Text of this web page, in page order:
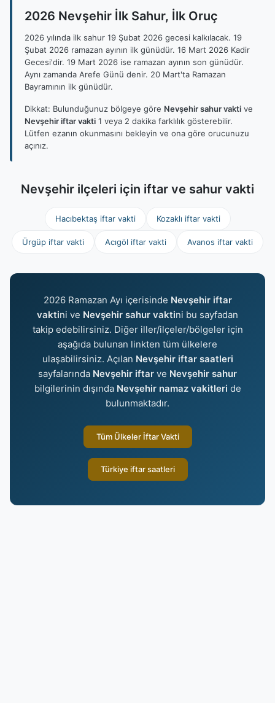
2026 Nevşehir İlk Sahur, İlk Oruç
2026 yılında ilk sahur 19 Şubat 2026 gecesi kalkılacak. 19
Şubat 2026 ramazan ayının ilk günüdür. 16 Mart 2026 Kadir
Gecesi'dir. 19 Mart 2026 ise ramazan ayının son günüdür.
Aynı zamanda Arefe Günü denir. 20 Mart'ta Ramazan
Bayramının ilk günüdür.
Dikkat: Bulunduğunuz bölgeye göre Nevşehir sahur vakti ve
Nevşehir iftar vakti 1 veya 2 dakika farklılık gösterebilir.
Lütfen ezanın okunmasını bekleyin ve ona göre orucunuzu
açınız.
Nevşehir ilçeleri için iftar ve sahur vakti
Hacıbektaş iftar vakti Kozaklı iftar vakti
Ürgüp iftar vakti Acıgöl iftar vakti Avanos iftar vakti
2026 Ramazan Ayı içerisinde Nevşehir iftar
vaktini ve Nevşehir sahur vaktini bu sayfadan
takip edebilirsiniz. Diğer iller/ilçeler/bölgeler için
aşağıda bulunan linkten tüm ülkelere
ulaşabilirsiniz. Açılan Nevşehir iftar saatleri
sayfalarında Nevşehir iftar ve Nevşehir sahur
bilgilerinin dışında Nevşehir namaz vakitleri de
bulunmaktadır.
Tüm Ülkeler İftar Vakti
Türkiye iftar saatleri